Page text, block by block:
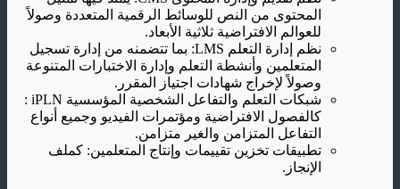
المحتوى من النص للوسائط الرقمية المتعددة وصولاً
للعوالم الافتراضية ثلاثية الأبعاد.
نظم إدارة التعلم LMS: بما تتضمنه من إدارة تسجيل
المتعلمين وأنشطة التعلم وإدارة الاختبارات المتنوعة
وصولاً لإخراج شهادات اجتياز المقرر.
شبكات التعلم والتفاعل الشخصية المؤسسية iPLN :
كالفصول الافتراضية ومؤتمرات الفيديو وجميع أنواع
التفاعل المتزامن والغير متزامن.
تطبيقات تخزين تقييمات وإنتاج المتعلمين: كملف
الإنجاز.